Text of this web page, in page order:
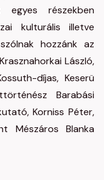
egyes részekben
kulturális illetve
hozzánk az
László,
díjas, Keserü
Barabási
Korniss Péter,
Mészáros Blanka